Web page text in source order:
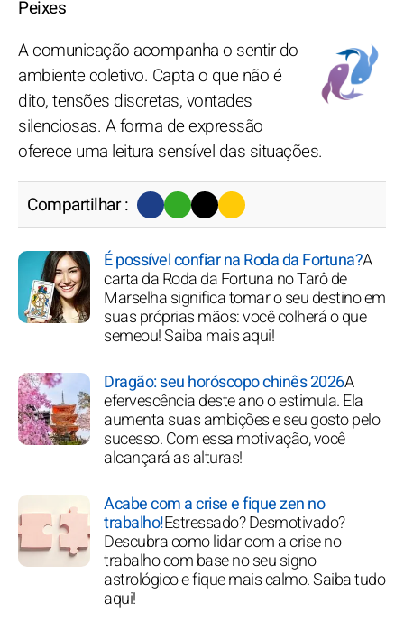
Peixes
A comunicação acompanha o sentir do
ambiente coletivo. Capta o que não é
dito, tensões discretas, vontades
silenciosas. A forma de expressão
oferece uma leitura sensível das situações.
Compartilhar :
É possível confiar na Roda da Fortuna?A
carta da Roda da Fortuna no Tarô de
Marselha significa tomar o seu destino em
suas próprias mãos: você colherá o que
semeou! Saiba mais aqui!
Dragão: seu horóscopo chinês 2026A
efervescência deste ano o estimula. Ela
aumenta suas ambições e seu gosto pelo
sucesso. Com essa motivação, você
alcançará as alturas!
Acabe com a crise e fique zen no
trabalho!Estressado? Desmotivado?
Descubra como lidar com a crise no
trabalho com base no seu signo
astrológico e fique mais calmo. Saiba tudo
aqui!